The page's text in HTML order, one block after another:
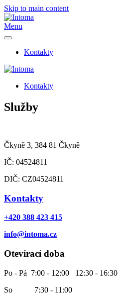
Skip to main content
Menu
Kontakty
Kontakty
Služby
Čkyně 3, 384 81 Čkyně
IČ: 04524811
DIČ: CZ04524811
Kontakty
+420 388 423 415
info@intoma.cz
Otevírací doba
Po - Pá 7:00 - 12:00 12:30 - 16:30
So 7:30 - 11:00